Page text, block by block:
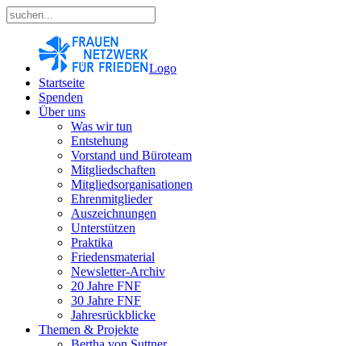
Logo
Startseite
Spenden
Über uns
Was wir tun
Entstehung
Vorstand und Büroteam
Mitgliedschaften
Mitgliedsorganisationen
Ehrenmitglieder
Auszeichnungen
Unterstützen
Praktika
Friedensmaterial
Newsletter-Archiv
20 Jahre FNF
30 Jahre FNF
Jahresrückblicke
Themen & Projekte